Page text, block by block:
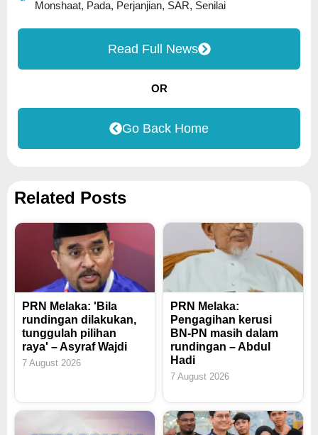
Monshaat, Pada, Perjanjian, SAR, Senilai
Read Full News
OR
Go Back Home
Related Posts
PRN Melaka: 'Bila
rundingan dilakukan,
tunggulah pilihan
raya' – Asyraf Wajdi
7 August 2026
PRN Melaka:
Pengagihan kerusi
BN-PN masih dalam
rundingan – Abdul
Hadi
7 August 2026